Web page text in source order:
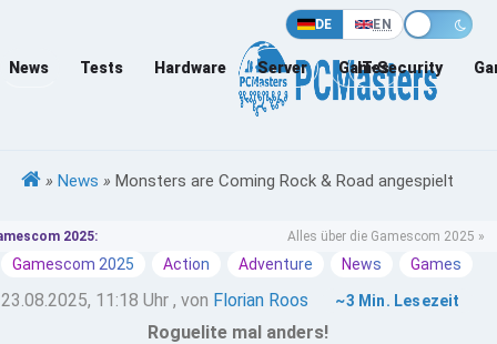
DE EN
News Tests Hardware Server Games
IT-Security
» News » Monsters are Coming Rock & Road angespielt
2025: Alles über die Gamescom 2025 »
Gamescom 2025 Action Adventure News Games
23.08.2025, 11:18 Uhr , von Florian Roos ~3 Min. Lesezeit
Roguelite mal anders!